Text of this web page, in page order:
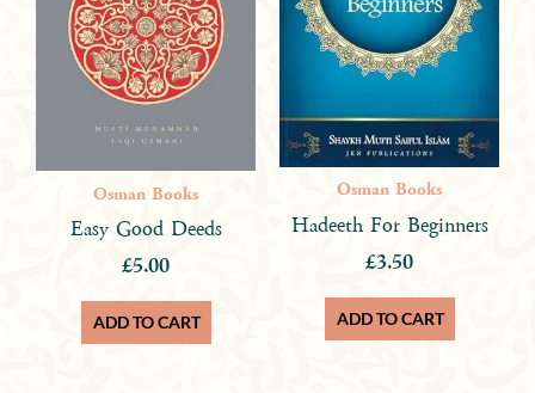
Osman Books
Easy Good Deeds
£5.00
ADD TO CART
Osman Books
Hadeeth For Beginners
£3.50
ADD TO CART